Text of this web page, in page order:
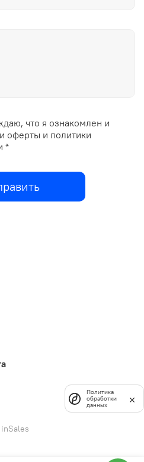
что я ознакомлен и
оферты и политики
*
Политика
обработки
данных